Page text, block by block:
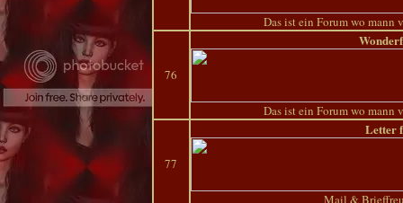
Das ist ein Forum wo mann
76
Das ist ein Forum wo mann
77
Letter
Mail &